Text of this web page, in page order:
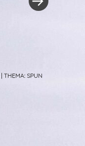
| THEMA: SPUN